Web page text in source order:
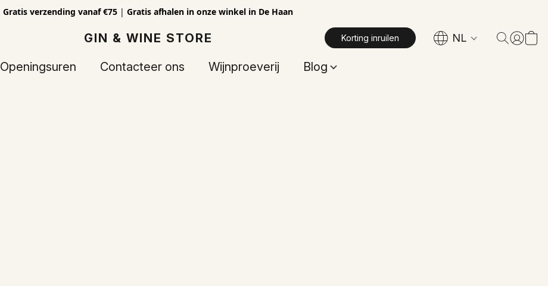
Gratis verzending vanaf €75| Gratis afhalen in onze winkel in De Haan
GIN & WINE STORE Korting inruilen NL
Openingsuren Contacteer ons Wijnproeverij Blog